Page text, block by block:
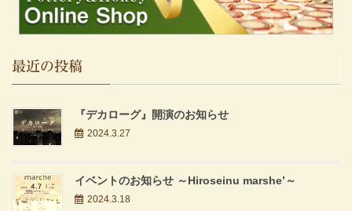
最近の投稿
『デカローグ』開演のお知らせ
2024.3.27
イベントのお知らせ ～Hiroseinu marshe’～
2024.3.18